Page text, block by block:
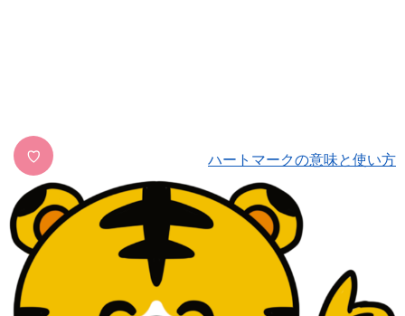
♡ ハートマークの意味と使い方